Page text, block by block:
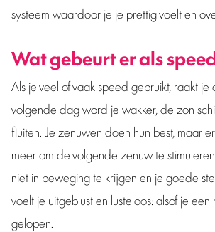
systeem waardoor je je prettig voelt en
Wat gebeurt er als
Als je veel of vaak speed gebruikt, raakt
volgende dag word je wakker, de zon
fluiten. Je zenuwen doen hun best, maar
meer om de volgende zenuw te
niet in beweging te krijgen en je goede
voelt je uitgeblust en lusteloos: alsof je
gelopen.